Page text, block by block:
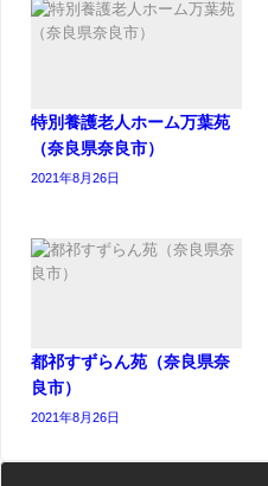
特別養護老人ホーム万葉苑
（奈良県奈良市）
2021年8月26日
都祁すずらん苑（奈良県奈
良市）
2021年8月26日